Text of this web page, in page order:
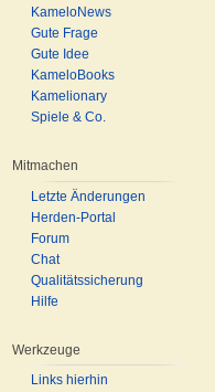
KameloNews
Gute Frage
Gute Idee
KameloBooks
Kamelionary
Spiele & Co.
Mitmachen
Letzte Änderungen
Herden-Portal
Forum
Chat
Qualitätssicherung
Hilfe
Werkzeuge
Links hierhin